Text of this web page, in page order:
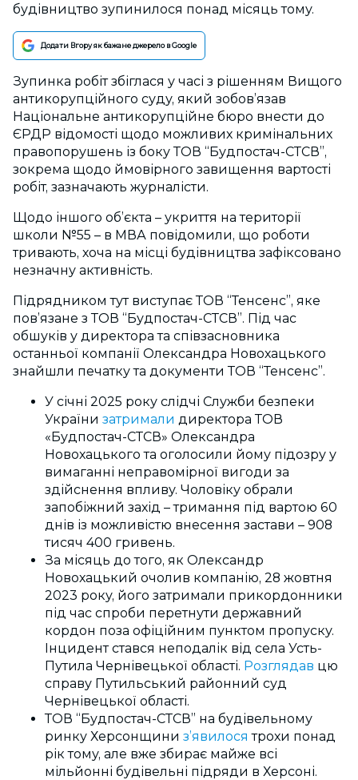
будівництво зупинилося понад місяць тому.
Додати Вгору як бажане джерело в Google
Зупинка робіт збіглася у часі з рішенням Вищого
антикорупційного суду, який зобов’язав
Національне антикорупційне бюро внести до
ЄРДР відомості щодо можливих кримінальних
правопорушень із боку ТОВ “Будпостач-СТСВ”,
зокрема щодо ймовірного завищення вартості
робіт, зазначають журналісти.
Щодо іншого об’єкта – укриття на території
школи №55 – в МВА повідомили, що роботи
тривають, хоча на місці будівництва зафіксовано
незначну активність.
Підрядником тут виступає ТОВ “Тенсенс”, яке
пов’язане з ТОВ “Будпостач-СТСВ”. Під час
обшуків у директора та співзасновника
останньої компанії Олександра Новохацького
знайшли печатку та документи ТОВ “Тенсенс”.
У січні 2025 року слідчі Служби безпеки
України затримали директора ТОВ
«Будпостач-СТСВ» Олександра
Новохацького та оголосили йому підозру у
вимаганні неправомірної вигоди за
здійснення впливу. Чоловіку обрали
запобіжний захід – тримання під вартою 60
днів із можливістю внесення застави – 908
тисяч 400 гривень.
За місяць до того, як Олександр
Новохацький очолив компанію, 28 жовтня
2023 року, його затримали прикордонники
під час спроби перетнути державний
кордон поза офіційним пунктом пропуску.
Інцидент стався неподалік від села Усть-
Путила Чернівецької області. Розглядав цю
справу Путильський районний суд
Чернівецької області.
ТОВ “Будпостач-СТСВ” на будівельному
ринку Херсонщини з’явилося трохи понад
рік тому, але вже збирає майже всі
мільйонні будівельні підряди в Херсоні.